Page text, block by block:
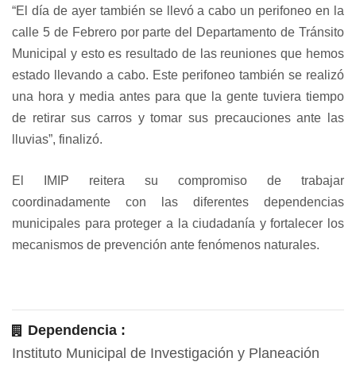
“El día de ayer también se llevó a cabo un perifoneo en la
calle 5 de Febrero por parte del Departamento de Tránsito
Municipal y esto es resultado de las reuniones que hemos
estado llevando a cabo. Este perifoneo también se realizó
una hora y media antes para que la gente tuviera tiempo
de retirar sus carros y tomar sus precauciones ante las
lluvias”, finalizó.
El IMIP reitera su compromiso de trabajar
coordinadamente con las diferentes dependencias
municipales para proteger a la ciudadanía y fortalecer los
mecanismos de prevención ante fenómenos naturales.
Dependencia :
Instituto Municipal de Investigación y Planeación